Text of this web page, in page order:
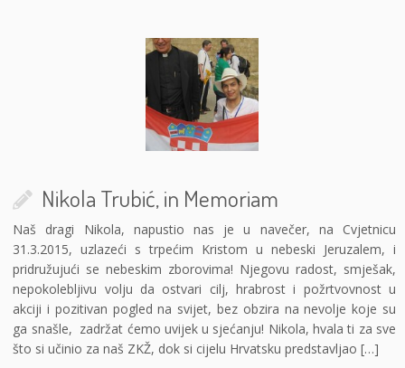
Nikola Trubić, in Memoriam
Naš dragi Nikola, napustio nas je u navečer, na Cvjetnicu
31.3.2015, uzlazeći s trpećim Kristom u nebeski Jeruzalem, i
pridružujući se nebeskim zborovima! Njegovu radost, smješak,
nepokolebljivu volju da ostvari cilj, hrabrost i požrtvovnost u
akciji i pozitivan pogled na svijet, bez obzira na nevolje koje su
ga snašle, zadržat ćemo uvijek u sjećanju! Nikola, hvala ti za sve
što si učinio za naš ZKŽ, dok si cijelu Hrvatsku predstavljao […]